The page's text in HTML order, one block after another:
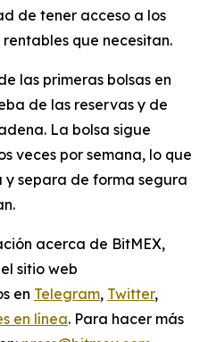
de tener acceso a los
que necesitan.
las primeras bolsas en
de las reservas y de
La bolsa sigue
veces por semana, lo que
separa de forma segura
acerca de BitMEX,
sitio web
en Telegram, Twitter,
en línea. Para hacer más